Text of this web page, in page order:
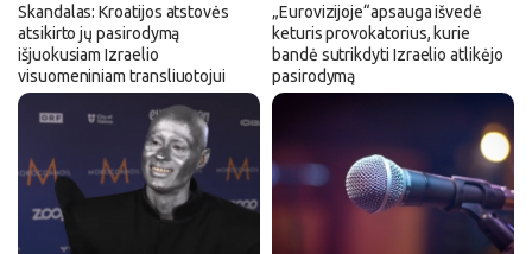
Skandalas: Kroatijos atstovės
atsikirto jų pasirodymą
išjuokusiam Izraelio
visuomeniniam transliuotojui
„Eurovizijoje“apsauga išvedė
keturis provokatorius, kurie
bandė sutrikdyti Izraelio atlikėjo
pasirodymą